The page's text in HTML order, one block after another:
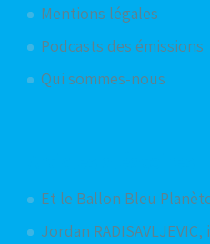
Mentions légales
Podcasts des émissions
Qui sommes-nous
Et le Ballon Bleu
Jordan